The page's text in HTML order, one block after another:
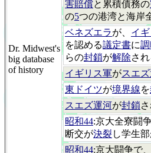
Dr. Midwest's
big database
of history
害賠償と累積債務の
の5つの港湾と海岸
ベネズエラが、 イ
を認める議定書に
らの封鎖が解除され
イギリス軍がスエ
東ドイツが境界線を
スエズ運河が封鎖
昭和44:京大全寮闘
断交が決裂し学生
昭和44:京大闘争で、